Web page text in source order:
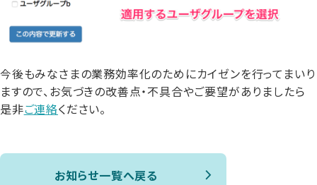
今後もみなさまの業務効率化のためにカイゼンを行ってまいり
ますので、お気づきの改善点・不具合やご要望がありましたら
是非ご連絡ください。
お知らせ一覧へ戻る